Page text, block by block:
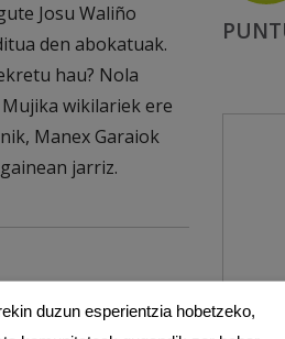
Josu Waliño
den abokatuak.
hau? Nola
wikilariek ere
Manex Garaiok
jarriz.
duzun esperientzia hobetzeko,